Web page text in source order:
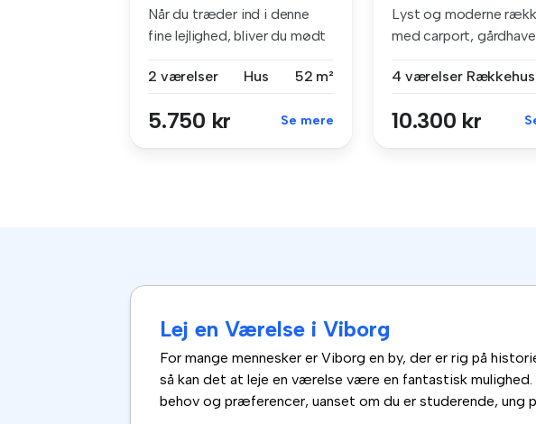
Når du træder ind i denne
fine lejlighed, bliver du mødt
2 værelser
Hus 52 m²
5.750 kr Se mere
Lyst og moderne
med carport,
4 værelser Rækkehus
10.300 kr
Lej en Værelse i Viborg
For mange mennesker er Viborg en by, der er rig på
så kan det at leje en værelse være en fantastisk
behov og præferencer, uanset om du er studerende, ung